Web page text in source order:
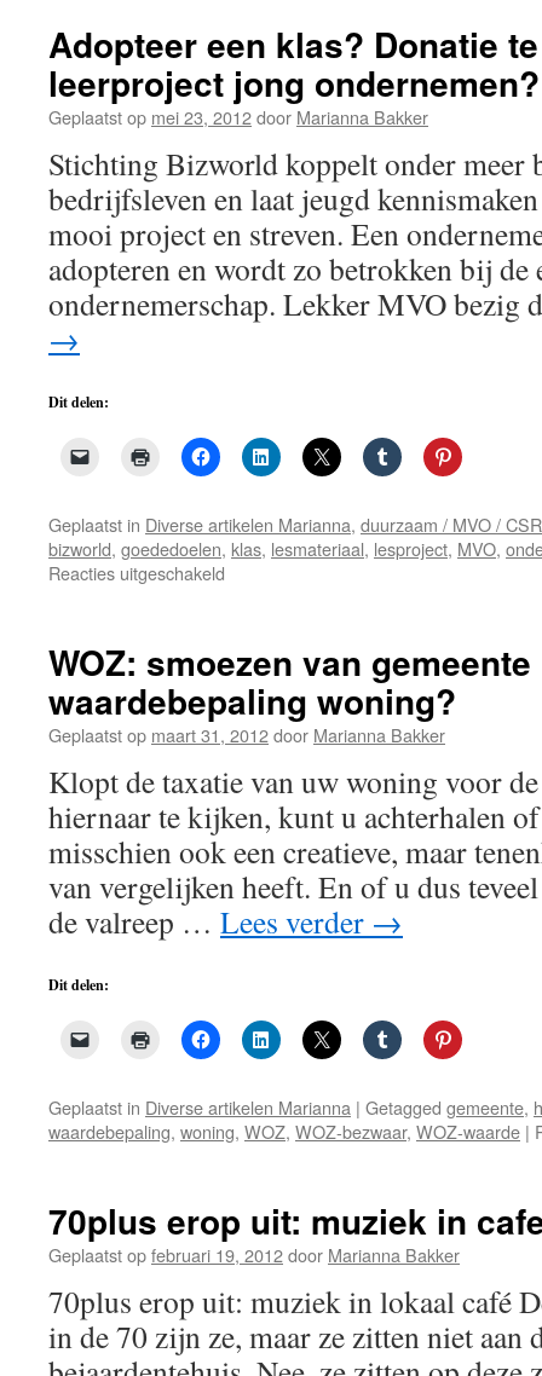
Adopteer een klas? Donatie
leerproject jong ondernemen?
Geplaatst op mei 23, 2012door Marianna Bakker
Stichting Bizworld koppelt onder meer
bedrijfsleven en laat jeugd
mooi project en streven. Een
adopteren en wordt zo betrokken bij de
ondernemerschap. Lekker MVO
→
Dit delen:
Geplaatst in Diverse artikelen Marianna, duurzaam / MVO / CSR
bizworld, goededoelen, klas, lesmateriaal, lesproject, MVO,
Reacties uitgeschakeld
Donatie
te
onpas
bij
jong
ondernemen?
WOZ: smoezen van
waardebepaling woning?
Geplaatst op maart 31, 2012door Marianna Bakker
Klopt de taxatie van uw woning voor
hiernaar te kijken, kunt u achterhalen
misschien ook een creatieve, maar
van vergelijken heeft. En of u dus
de valreep … Lees verder →
Dit delen:
Geplaatst in Diverse artikelen Marianna | Getagged gemeente,
waardebepaling, woning, WOZ, WOZ-bezwaar, WOZ-waarde |
70plus erop uit: muziek in
Geplaatst opfebruari 19, 2012door Marianna Bakker
70plus erop uit: muziek in lokaal café
in de 70 zijn ze, maar ze zitten niet aan